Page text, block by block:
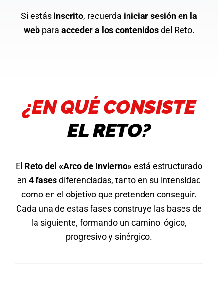
Si estás inscrito, recuerda iniciar sesión en la
webpara acceder a los contenidosdel Reto.
¿EN QUÉ CONSISTE
EL RETO?
El Reto del «Arco de Invierno»está estructurado
en 4 fasesdiferenciadas, tanto en su intensidad
como en el objetivo que pretenden conseguir.
Cada una de estas fases construye las bases de
la siguiente, formando un camino lógico,
progresivo y sinérgico.